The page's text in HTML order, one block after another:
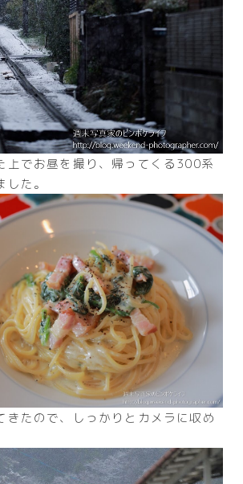
上でお昼を撮り、帰ってくる300系
た。
きたので、しっかりとカメラに収め